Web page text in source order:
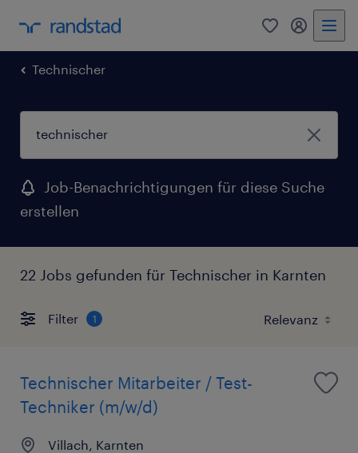
0 Mein
Technischer
Job-Benachrichtigungen für diese Suche
erstellen
22 Jobs gefunden für Technischer in Karnten
Filter 1
Technischer Mitarbeiter / Test-
Techniker (m/w/d)
Villach, Karnten